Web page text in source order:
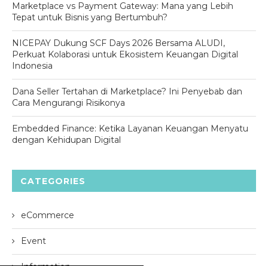
Marketplace vs Payment Gateway: Mana yang Lebih
Tepat untuk Bisnis yang Bertumbuh?
NICEPAY Dukung SCF Days 2026 Bersama ALUDI,
Perkuat Kolaborasi untuk Ekosistem Keuangan Digital
Indonesia
Dana Seller Tertahan di Marketplace? Ini Penyebab dan
Cara Mengurangi Risikonya
Embedded Finance: Ketika Layanan Keuangan Menyatu
dengan Kehidupan Digital
CATEGORIES
eCommerce
Event